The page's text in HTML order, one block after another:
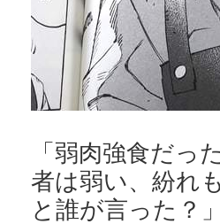
「弱肉強食だっ
者は弱い、紛れ
と誰が言った？」